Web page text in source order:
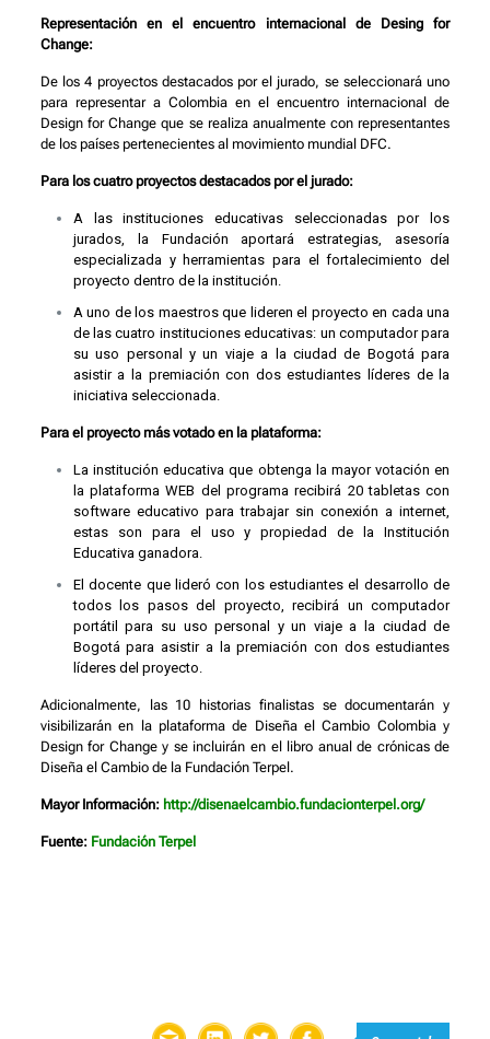
Representación en el encuentro internacional de Desing for
Change:
De los 4 proyectos destacados por el jurado, se seleccionará uno
para representar a Colombia en el encuentro internacional de
Design for Change que se realiza anualmente con representantes
de los países pertenecientes al movimiento mundial DFC.
Para los cuatro proyectos destacados por el jurado:
A las instituciones educativas seleccionadas por los
jurados, la Fundación aportará estrategias, asesoría
especializada y herramientas para el fortalecimiento del
proyecto dentro de la institución.
A uno de los maestros que lideren el proyecto en cada una
de las cuatro instituciones educativas: un computador para
su uso personal y un viaje a la ciudad de Bogotá para
asistir a la premiación con dos estudiantes líderes de la
iniciativa seleccionada.
Para el proyecto más votado en la plataforma:
La institución educativa que obtenga la mayor votación en
la plataforma WEB del programa recibirá 20 tabletas con
software educativo para trabajar sin conexión a internet,
estas son para el uso y propiedad de la Institución
Educativa ganadora.
El docente que lideró con los estudiantes el desarrollo de
todos los pasos del proyecto, recibirá un computador
portátil para su uso personal y un viaje a la ciudad de
Bogotá para asistir a la premiación con dos estudiantes
líderes del proyecto.
Adicionalmente, las 10 historias finalistas se documentarán y
visibilizarán en la plataforma de Diseña el Cambio Colombia y
Design for Change y se incluirán en el libro anual de crónicas de
Diseña el Cambio de la Fundación Terpel.
Mayor Información: http://disenaelcambio.fundacionterpel.org/
Fuente: Fundación Terpel